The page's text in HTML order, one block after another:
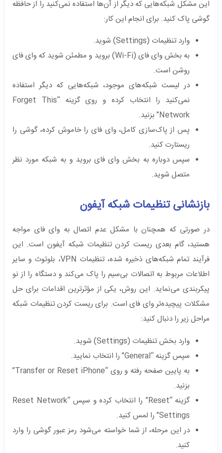
این مشکل شبکه‌هایی که دیگر از آن‌ها استفاده نمی‌کنید را از حافظه
گوشی پاک کنید. برای انجام این کار:
وارد تنظیمات (Settings) شوید.
به بخش وای فای (Wi-Fi) بروید و مطمئن شوید که وای فای
روشن است.
در لیست شبکه‌های موجود، شبکه‌هایی که دیگر استفاده
نمی‌کنید را انتخاب کرده و روی گزینه “Forget This
Network” بزنید.
پس از پاک‌سازی کامل، وای فای را خاموش کرده، گوشی را
ریستارت کنید.
سپس دوباره به بخش وای فای بروید و به شبکه مورد نظر
متصل شوید.
بازنشانی تنظیمات شبکه آیفون
در صورتی که همچنان با مشکل عدم اتصال به وای فای مواجه
هستید، گام بعدی ریست کردن تنظیمات شبکه آیفون است. این
فرآیند تمام شبکه‌های ذخیره شده، تنظیمات VPN، بلوتوث و سایر
اطلاعات مربوط به اتصالات بی‌سیم را پاک می‌کند و دستگاه را از نو
پیکربندی می‌نماید. این روش، یکی از مؤثرترین اقدامات برای حل
مشکلات پیچیده‌تر وای فای است. برای ریست کردن تنظیمات شبکه
مراحل زیر را دنبال کنید:
وارد بخش تنظیمات (Settings) شوید.
سپس گزینه “General” را انتخاب نمایید.
به پایین صفحه رفته و روی “Transfer or Reset iPhone”
بزنید.
گزینه “Reset” را انتخاب کرده و سپس “Reset Network
Settings” را لمس کنید.
در این مرحله، از شما خواسته می‌شود رمز عبور گوشی را وارد
کنید.